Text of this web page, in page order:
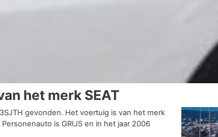
het merk SEAT
gevonden. Het voertuig is van het merk
is GRIJS en in het jaar 2006